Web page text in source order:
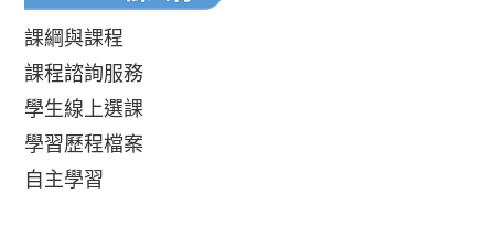
課綱與課程
課程諮詢服務
學生線上選課
學習歷程檔案
自主學習